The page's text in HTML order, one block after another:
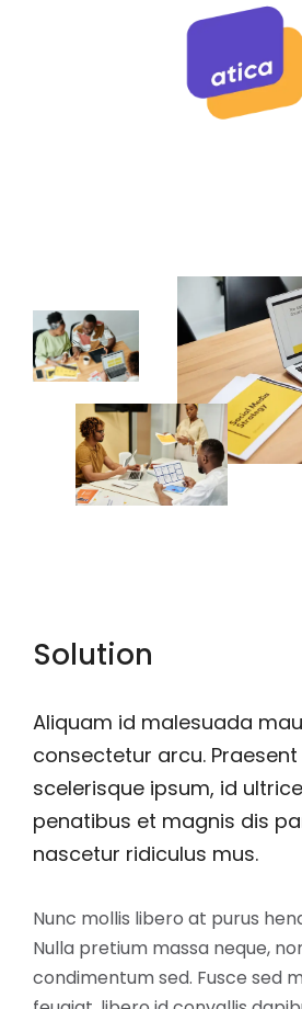
Solution
Aliquam id malesuada
consectetur arcu.
scelerisque ipsum, id
penatibus et magnis dis
nascetur ridiculus mus.
Nunc mollis libero at purus
Nulla pretium massa neque,
condimentum sed. Fusce sed